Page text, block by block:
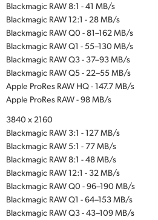
Blackmagic RAW 8:1 - 41 MB/s
Blackmagic RAW 12:1 - 28 MB/s
Blackmagic RAW Q0 - 81–162 MB/s
Blackmagic RAW Q1 - 55–130 MB/s
Blackmagic RAW Q3 - 37–93 MB/s
Blackmagic RAW Q5 - 22–55 MB/s
Apple ProRes RAW HQ - 147.7 MB/s
Apple ProRes RAW - 98 MB/s
3840 x 2160
Blackmagic RAW 3:1 - 127 MB/s
Blackmagic RAW 5:1 - 77 MB/s
Blackmagic RAW 8:1 - 48 MB/s
Blackmagic RAW 12:1 - 32 MB/s
Blackmagic RAW Q0 - 96–190 MB/s
Blackmagic RAW Q1 - 64–153 MB/s
Blackmagic RAW Q3 - 43–109 MB/s